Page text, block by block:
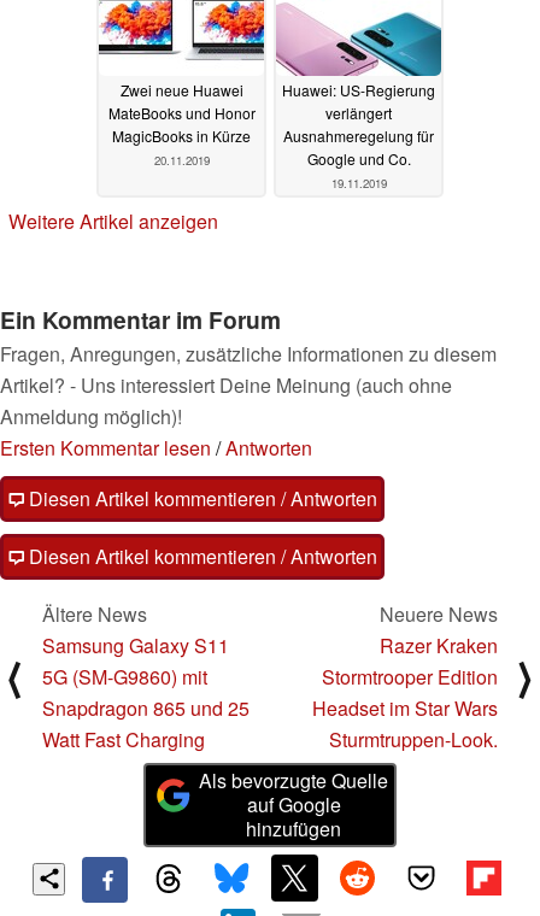
Zwei neue Huawei
MateBooks und Honor
MagicBooks in Kürze
20.11.2019
Huawei: US-Regierung
verlängert
Ausnahmeregelung für
Google und Co.
19.11.2019
Weitere Artikel anzeigen
Ein Kommentar im Forum
Fragen, Anregungen, zusätzliche Informationen zu diesem
Artikel? - Uns interessiert Deine Meinung (auch ohne
Anmeldung möglich)!
Ersten Kommentar lesen /Antworten
Diesen Artikel kommentieren / Antworten
Diesen Artikel kommentieren / Antworten
⟨
Ältere News
Samsung Galaxy S11
5G (SM-G9860) mit
Snapdragon 865 und 25
Watt Fast Charging
Neuere News
Razer Kraken
Stormtrooper Edition
Headset im Star Wars
Sturmtruppen-Look.
⟩
Als bevorzugte Quelle
auf Google
hinzufügen